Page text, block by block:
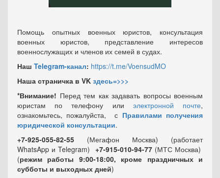
Помощь опытных военных юристов, консультация
военных юристов, представление интересов
военнослужащих и членов их семей в судах.
Наш Telegram-канал: https://t.me/VoensudMO
Наша страничка в VK здесь=>>>
*Внимание! Перед тем как задавать вопросы военным
юристам по телефону или электронной почте,
ознакомьтесь, пожалуйста, с Правилами получения
юридической консультации.
+7-925-055-82-55 (Мегафон Москва) (работает
WhatsApp и Telegram) +7-915-010-94-77 (МТС Москва)
(режим работы 9:00-18:00, кроме праздничных и
субботы и выходных дней)